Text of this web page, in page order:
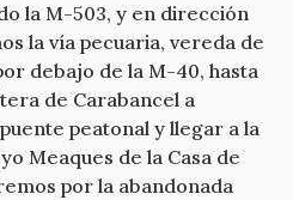
la M-503, y en dirección
la vía pecuaria, vereda de
debajo de la M-40, hasta
de Carabancel a
peatonal y llegar a la
Meaques de la Casa de
por la abandonada